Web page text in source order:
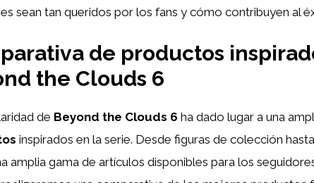
sean tan queridos por los fans y cómo contribuyen al
de productos
the Clouds 6
de Beyond the Clouds 6 ha dado lugar a una
inspirados en la serie. Desde figuras de colección
amplia gama de artículos disponibles para los